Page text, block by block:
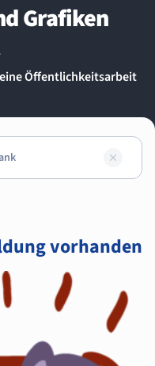
Grafiken
Öffentlichkeitsarbeit
vorhanden